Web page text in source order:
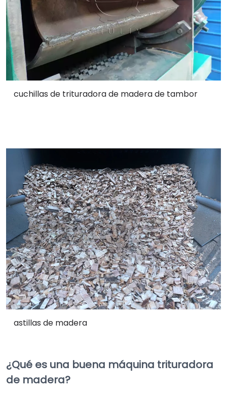
cuchillas de trituradora de madera de tambor
astillas de madera
¿Qué es una buena máquina trituradora
de madera?